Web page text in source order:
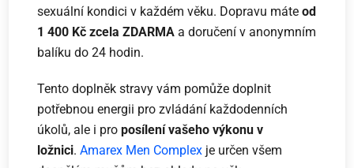
sexuální kondici v každém věku. Dopravu máteod
1 400 Kč zcela ZDARMA a doručení v anonymním
balíku do 24 hodin.
Tento doplněk stravy vám pomůže doplnit
potřebnou energii pro zvládání každodenních
úkolů, ale i proposílení vašeho výkonu v
ložnici.Amarex Men Complex je určen všem